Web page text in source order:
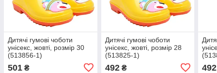
Дитячі гумові чоботи
унісекс, жовті, розмір 30
(513856-1)
501 ₴
Дитячі гумові чоботи
унісекс, жовті, розмір 28
(513825-1)
492₴ 492